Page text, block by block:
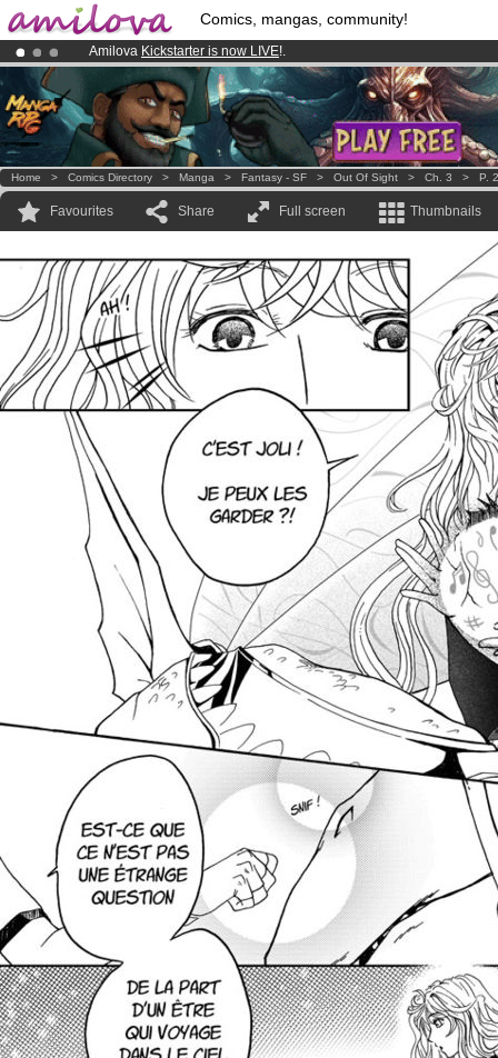
Comics, mangas, community!
Amilova Kickstarter is now LIVE!.
Premium membership from3.95 eurosper month !Get membership
Already 100000 membersand 1000 comics & mangas!.
Home > Comics Directory > Manga > Fantasy - SF > Out Of Sight > Ch. 3 > P.
Favourites Share Full screen Thumbnails